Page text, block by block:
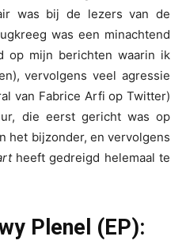
was bij de lezers van de
was een minachtend
op mijn berichten waarin ik
vervolgens veel agressie
van Fabrice Arfi op Twitter)
die eerst gericht was op
het bijzonder, en vervolgens
heeft gedreigd helemaal te
Plenel (EP):